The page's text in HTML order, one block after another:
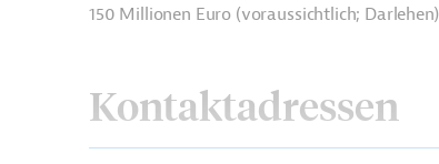
150 Millionen Euro (voraussichtlich; Darlehen)
Kontaktadressen